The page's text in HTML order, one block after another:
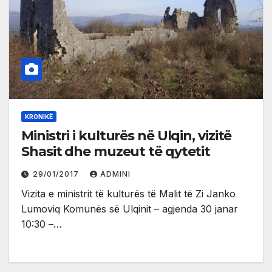
KRONIKË
Ministri i kulturës në Ulqin, vizitë
Shasit dhe muzeut të qytetit
29/01/2017 ADMINI
Vizita e ministrit të kulturës të Malit të Zi Janko
Lumoviq Komunës së Ulqinit – agjenda 30 janar
10:30 –…